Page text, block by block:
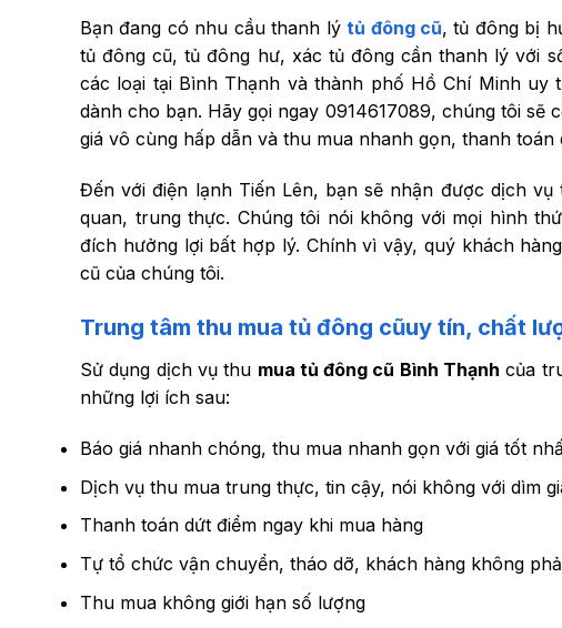
Bạn đang có nhu cầu thanh lýtủ đông cũ, tủ đông bị
tủ đông cũ, tủ đông hư, xác tủ đông cần thanh lý với
các loại tại Bình Thạnh và thành phố Hồ Chí Minh
dành cho bạn. Hãy gọi ngay 0914617089, chúng tôi
giá vô cùng hấp dẫn và thu mua nhanh gọn, thanh toán
Đến với điện lạnh Tiến Lên, bạn sẽ nhận được dịch
quan, trung thực. Chúng tôi nói không với mọi hình
đích hưởng lợi bất hợp lý. Chính vì vậy, quý khách
cũ của chúng tôi.
Trung tâm thu mua tủ đông cũuy tín, chất
Sử dụng dịch vụ thu mua tủ đông cũ Bình Thạnh của
những lợi ích sau:
Báo giá nhanh chóng, thu mua nhanh gọn với giá tốt
Dịch vụ thu mua trung thực, tin cậy, nói không với dìm
Thanh toán dứt điểm ngay khi mua hàng
Tự tổ chức vận chuyển, tháo dỡ, khách hàng không
Thu mua không giới hạn số lượng